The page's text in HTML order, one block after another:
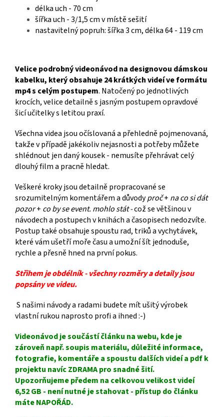
délka uch - 70 cm
šířka uch - 3/1,5 cm v místě sešití
nastavitelný popruh: šířka 3 cm, délka 64 - 119 cm
Velice podrobný videonávod na designovou dámskou
kabelku, který obsahuje 24 krátkých videí ve formátu
mp4 s celým postupem. Natočený po jednotlivých
krocích, velice detailně s jasným postupem opravdové
šicí učitelky s letitou praxí.
Všechna videa jsou očíslovaná a přehledně pojmenovaná,
takže v případě jakékoliv nejasnosti a potřeby můžete
shlédnout jen daný kousek - nemusíte přehrávat celý
dlouhý film a pracně hledat.
Veškeré kroky jsou detailně propracované se
srozumitelným komentářem a důvodyproč+ na co si dát
pozor+ co by se event. mohlo stát -což se většinou v
návodech a postupech v knihách a časopisech nedozvíte.
Postup také obsahuje spoustu rad, triků a vychytávek,
které vám ušetří moře času a umožní šít jednoduše,
rychle a přesně hned na první pokus.
Střihem je obdélník - všechny rozměry a detaily jsou
popsány ve videu.
S našimi návody a radami budete mít ušitý výrobek
vlastní rukou naprosto profi a ihned :-)
Videonávod je součástí článku na webu, kde je
zároveň např. soupis materiálu, důležité informace,
fotografie, komentáře a spoustu dalších videí a pdf k
projektu navíc ZDRAMA pro snadné šití.
Upozorňujeme předem na celkovou velikost videí
6,52 GB - není nutné je stahovat - přístup do článku
máte NAPOŘÁD.